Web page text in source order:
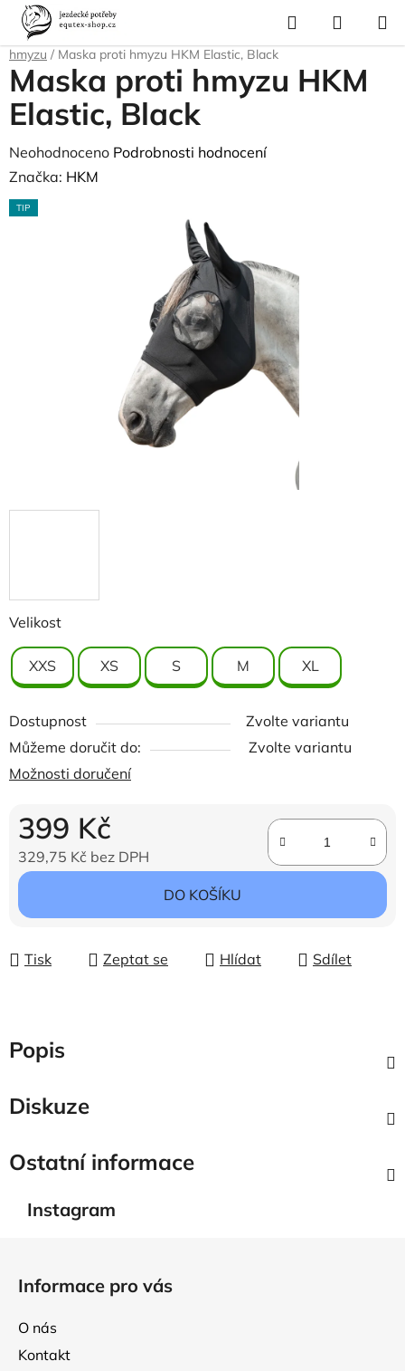
Přejít
obsah
Hledat
KOŠÍK
Domů
Pro koně
hmyzu / Maska proti hmyzu HKM Elastic, Black
Velikost
XXS XS S M XL
Dostupnost
Zvolte variantu
Můžeme doručit do:
Zvolte variantu
Možnosti doručení
399 Kč
329,75 Kč bez DPH
Měrná cena:
DO KOŠÍKU
Tisk Zeptat se Hlídat Sdílet
Maska proti hmyzu HKM
Elastic, Black
Průměrné
hodnocení
produktu
Neohodnoceno Podrobnosti hodnocení
Značka: HKM
TIP
Popis
Diskuze
Ostatní informace
Instagram
Informace pro vás
O nás
Kontakt